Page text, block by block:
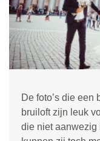
De foto’s die een
bruiloft zijn leuk
die niet aanwezig